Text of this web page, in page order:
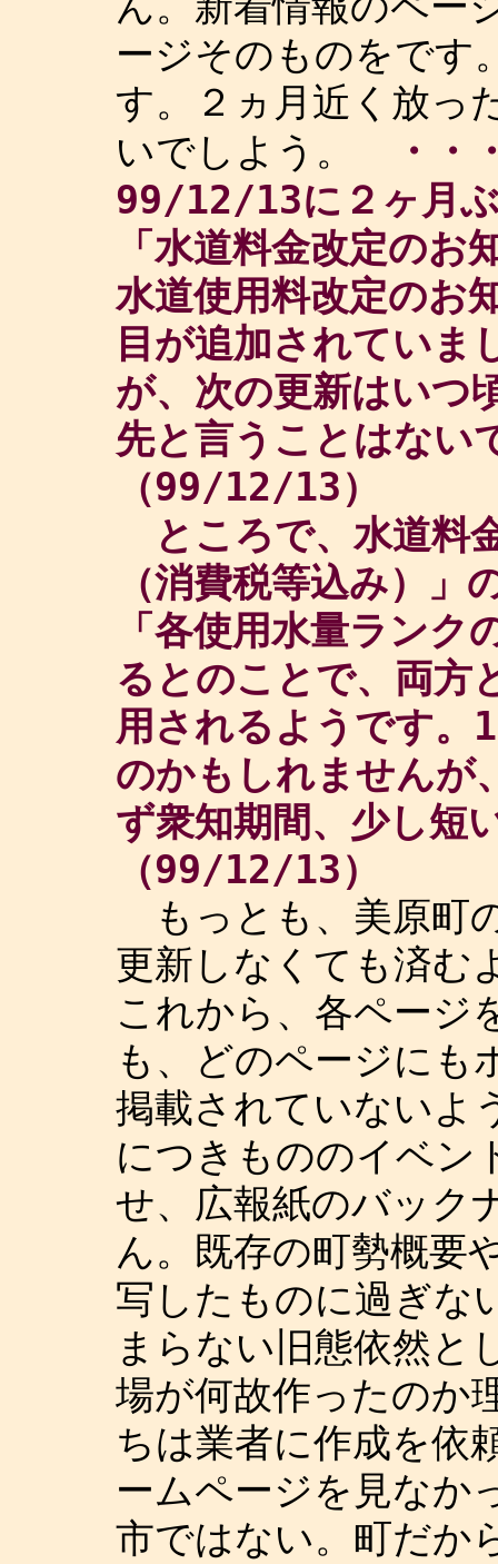
ージそのものをです
す。２ヵ月近く放っ
いでしよう。
・・
99/12/13に２ヶ月
「水道料金改定の
水道使用料改定の
目が追加されていま
が、次の更新はい
先と言うことは
（99/12/13）
ところで、水道料
（消費税等込み）
「各使用水量ラン
るとのことで、両方
用されるようです。
のかもしれませんが
ず衆知期間、少し
（99/12/13）
もっとも、美原町
更新しなくても済む
これから、各ページ
も、どのページにも
掲載されていないよ
につきもののイベン
せ、広報紙のバック
ん。既存の町勢概要
写したものに過ぎな
まらない旧態依然と
場が何故作ったのか
ちは業者に作成を依
ームページを見なか
市ではない。町だか